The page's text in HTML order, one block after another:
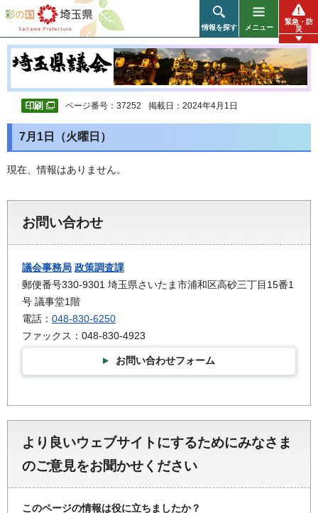
彩の国 埼玉県
情報を探す メニュー
緊急・防
災
ページ番号：37252 掲載日：2024年4月1日
7月1日（火曜日）
現在、情報はありません。
お問い合わせ
議会事務局 政策調査課
郵便番号330-9301 埼玉県さいたま市浦和区高砂三丁目15番1
号 議事堂1階
電話： 048-830-6250
ファックス：048-830-4923
お問い合わせフォーム
より良いウェブサイトにするためにみなさま
のご意見をお聞かせください
このページの情報は役に立ちましたか？